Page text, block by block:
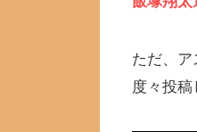
ただ、ア
度々投稿